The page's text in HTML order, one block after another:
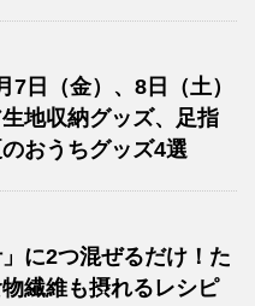
7日（金）、8日（土）
地収納グッズ、足指
おうちグッズ4選
に2つ混ぜるだけ！た
繊維も摂れるレシピ